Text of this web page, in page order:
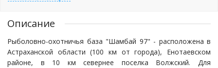
Описание
Рыболовно-охотничья база "Шамбай 97" - расположена в
Астраханской области (100 км от города), Енотаевском
районе, в 10 км севернее поселка Волжский. Для